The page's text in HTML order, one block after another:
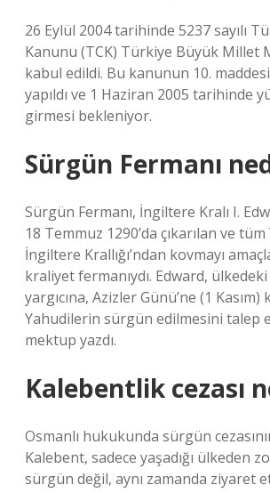
26 Eylül 2004 tarihinde 5237 sayılı
Kanunu (TCK) Türkiye Büyük Millet
kabul edildi. Bu kanunun 10.
yapıldı ve 1 Haziran 2005 tarihinde
girmesi bekleniyor.
Sürgün Fermanı
Sürgün Fermanı, İngiltere Kralı I.
18 Temmuz 1290’da çıkarılan ve
İngiltere Krallığı’ndan kovmayı
kraliyet fermanıydı. Edward,
yargıcına, Azizler Günü’ne (1
Yahudilerin sürgün edilmesini talep
mektup yazdı.
Kalebentlik cezası
Osmanlı hukukunda sürgün
Kalebent, sadece yaşadığı ülkeden
sürgün değil, aynı zamanda ziyaret